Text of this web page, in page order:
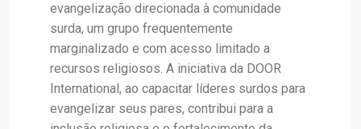
evangelização direcionada à comunidade
surda, um grupo frequentemente
marginalizado e com acesso limitado a
recursos religiosos. A iniciativa da DOOR
International, ao capacitar líderes surdos para
evangelizar seus pares, contribui para a